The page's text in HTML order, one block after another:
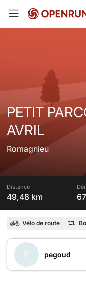
PETIT
AVRIL
Romagnieu
Distance
49,48 km
Vélo de route
P pegoud